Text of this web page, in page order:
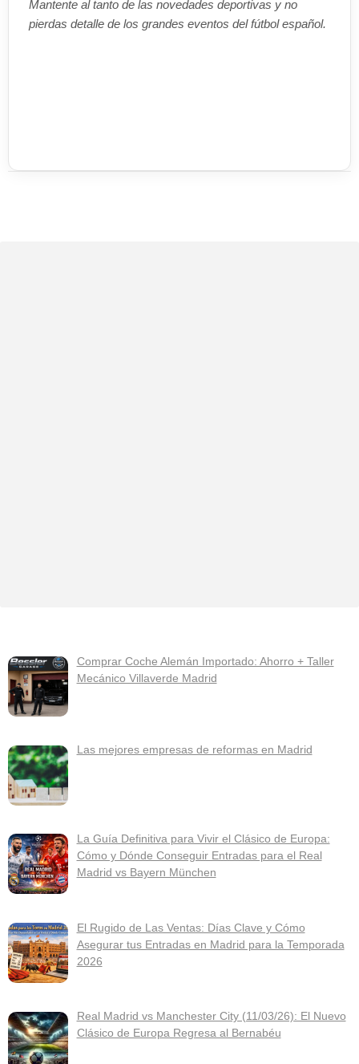
Mantente al tanto de las novedades deportivas y no
pierdas detalle de los grandes eventos del fútbol español.
Comprar Coche Alemán Importado: Ahorro + Taller
Mecánico Villaverde Madrid
Las mejores empresas de reformas en Madrid
La Guía Definitiva para Vivir el Clásico de Europa:
Cómo y Dónde Conseguir Entradas para el Real
Madrid vs Bayern München
El Rugido de Las Ventas: Días Clave y Cómo
Asegurar tus Entradas en Madrid para la Temporada
2026
Real Madrid vs Manchester City (11/03/26): El Nuevo
Clásico de Europa Regresa al Bernabéu